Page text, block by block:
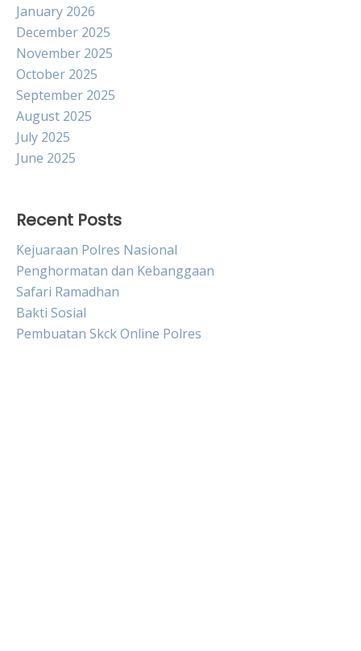
January 2026
December 2025
November 2025
October 2025
September 2025
August 2025
July 2025
June 2025
Recent Posts
Kejuaraan Polres Nasional
Penghormatan dan Kebanggaan
Safari Ramadhan
Bakti Sosial
Pembuatan Skck Online Polres